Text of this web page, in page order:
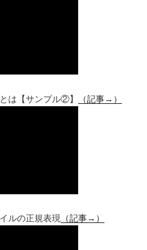
は【サンプル②】 （記事→）
ルの正規表現 （記事→）